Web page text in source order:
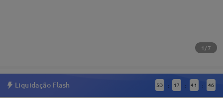
1/7
Liquidação Flash 5D : 17 : 41 : 46